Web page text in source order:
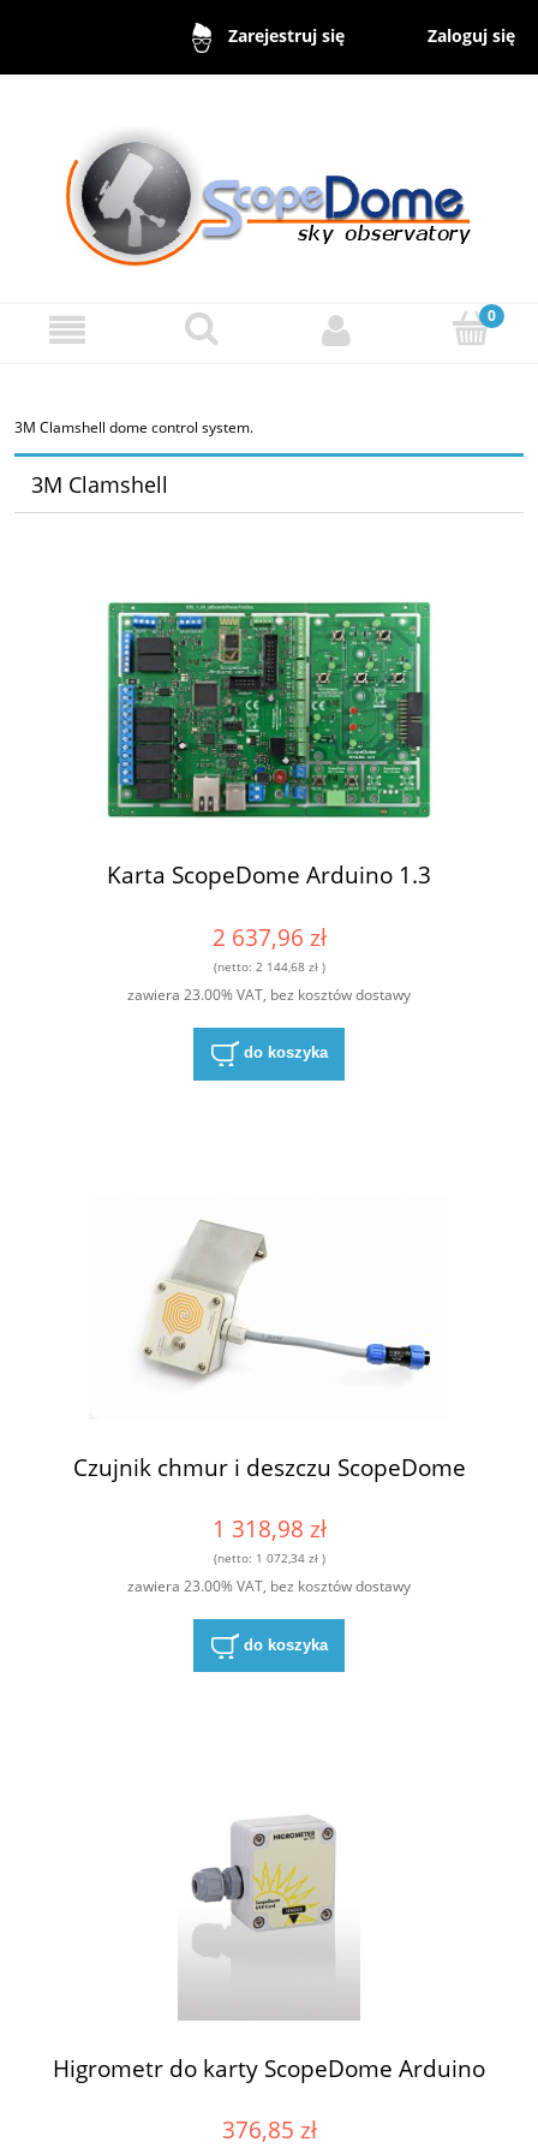
Zarejestruj się Zaloguj się
3M Clamshell dome control system.
3M Clamshell
Karta ScopeDome Arduino 1.3
2 637,96 zł
(netto: 2 144,68 zł)
zawiera 23.00% VAT, bez kosztów dostawy
do koszyka
Czujnik chmur i deszczu ScopeDome
1 318,98 zł
(netto: 1 072,34 zł)
zawiera 23.00% VAT, bez kosztów dostawy
do koszyka
Higrometr do karty ScopeDome Arduino
376,85 zł